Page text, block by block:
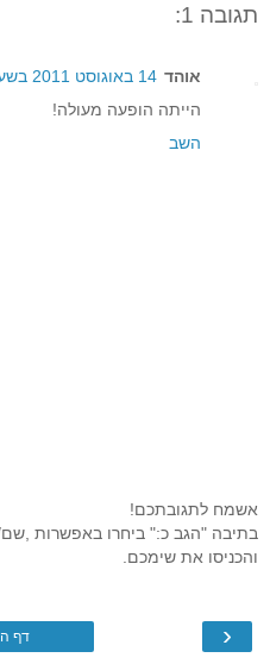
תגובה 1:
אוהד 14 באוגוסט 2011 בשעה 16:05
הייתה הופעה מעולה!
השב
אשמח לתגובתכם!
בתיבה "הגב כ:" ביחרו באפשרות
והכניסו את שימכם.
‹ דף